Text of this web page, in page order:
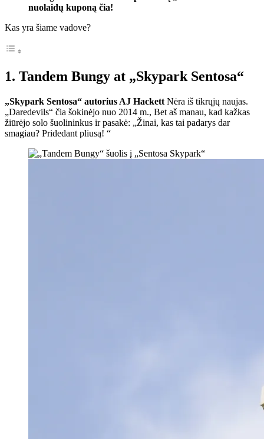
nuolaidų kuponą čia!
Kas yra šiame vadove?
1. Tandem Bungy at „Skypark Sentosa“
„Skypark Sentosa“ autorius AJ Hackett Nėra iš tikrųjų naujas.
„Daredevils“ čia šokinėjo nuo 2014 m., Bet aš manau, kad kažkas
žiūrėjo solo šuolininkus ir pasakė: „Žinai, kas tai padarys dar
smagiau? Pridedant pliusą! “